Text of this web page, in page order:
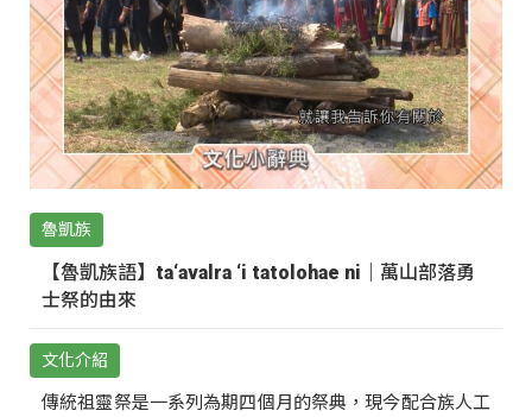
魯凱族
【魯凱族語】ta‘avalra ‘i tatolohae ni｜萬山部落勇
士祭的由來
文化介紹
傳統祖靈祭是一系列為期四個月的祭典，現今配合族人工